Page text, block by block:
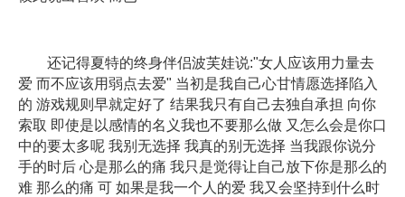
还记得夏特的终身伴侣波芙娃说:"女人应该用力量去
爱 而不应该用弱点去爱" 当初是我自己心甘情愿选择陷入
的 游戏规则早就定好了 结果我只有自己去独自承担 向你
索取 即使是以感情的名义我也不要那么做 又怎么会是你口
中的要太多呢 我别无选择 我真的别无选择 当我跟你说分
手的时后 心是那么的痛 我只是觉得让自己放下你是那么的
难 那么的痛 可 如果是我一个人的爱 我又会坚持到什么时